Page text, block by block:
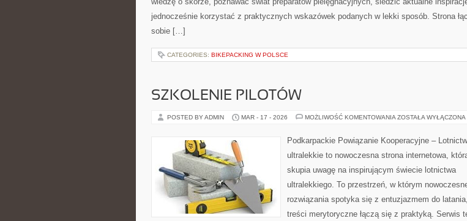
jednocześnie korzystać z praktycznych wskazówek podanych w lekki sposób. Strona
sobie […]
CATEGORIES: BIKEPACKING W POLSCE
SZKOLENIE PILOTÓW
POSTED BY ADMIN MAR - 17 - 2026 MOŻLIWOŚĆ KOMENTOWANIA SZKOLENIE
ZOSTAŁA WYŁĄCZONA
Podkarpackie Powiązanie Kooperacyjne –
ultralekkie to nowoczesna strona internetowa,
skupia uwagę na inspirującym świecie lotnictwa
ultralekkiego. To przestrzeń, w którym
rozwiązania spotyka się z entuzjazmem do
treści merytoryczne łączą się z praktyką. Serwis